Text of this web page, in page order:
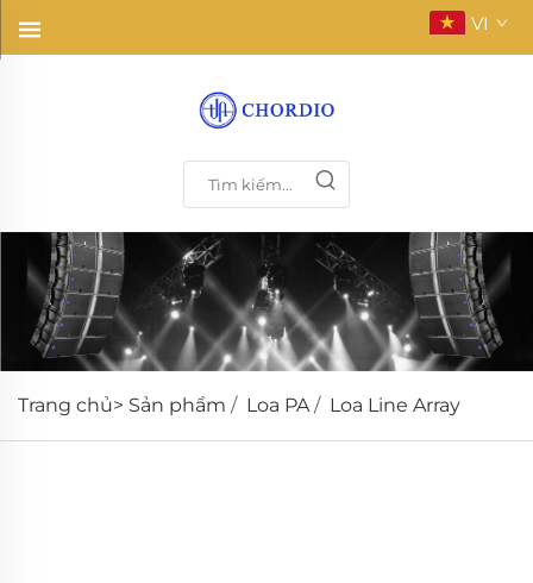
VI
Trang chủ> Sản phẩm / Loa PA/ Loa Line Array